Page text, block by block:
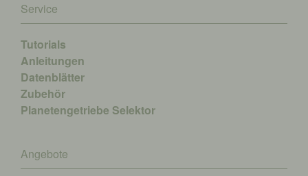
Service
Tutorials
Anleitungen
Datenblätter
Zubehör
Planetengetriebe Selektor
Angebote